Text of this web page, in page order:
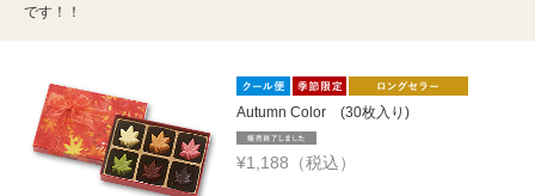
です！！
Autumn Color (30枚入り)
¥1,188（税込）